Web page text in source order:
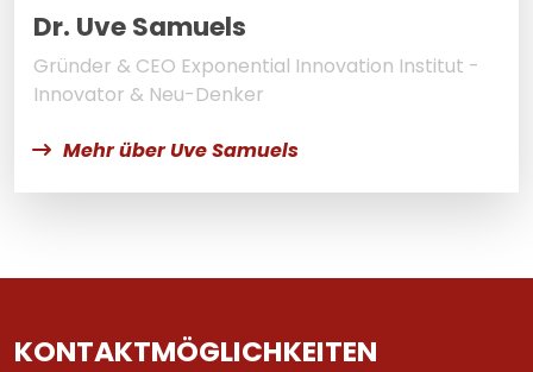
Dr. Uve Samuels
Gründer & CEO Exponential Innovation Institut -
Innovator & Neu-Denker
Mehr über Uve Samuels
KONTAKTMÖGLICHKEITEN